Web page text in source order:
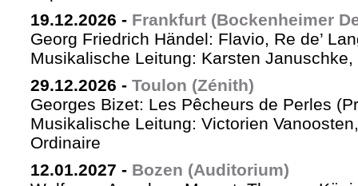
19.12.2026 - Frankfurt (Bockenheimer
Georg Friedrich Händel: Flavio, Re de’
Musikalische Leitung: Karsten
29.12.2026 - Toulon (Zénith)
Georges Bizet: Les Pêcheurs de Perles
Musikalische Leitung: Victorien
Ordinaire
12.01.2027 - Bozen (Auditorium)